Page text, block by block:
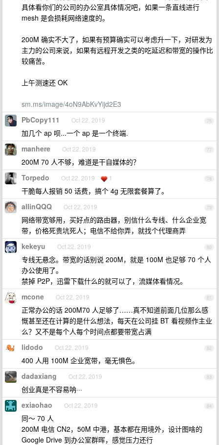
具体看你们的公司的办公室具体情况吧，如果一条直线进行
mesh 是会损耗网络速度的。
200M 确实不大了，如果有预算确实可以考虑升一下，对研发为
主力的公司来说，如果有远程开发之类的吃延迟和带宽的操作比
较痛苦。
上午测速还 OK
sm.ms/image/4oN9AbKvYijd2E3
76
PbCopy111 Oct 22, 2019
加几个 ap 呗...一个 ap 是一个终端.
77
manhere Oct 22, 2019
200M 70 人不够，难道是干自媒体的？
78
Torpedo Oct 22, 2019 1
干脆每人报销 50 话费，搞个 4g 无限套餐算了。
79
allinQQQ Oct 22, 2019
网络带宽够用，买好点的路由器，别信什么专线、什么企业宽
带，价格死贵坑死人；电信不给你弄，就找个代理商弄
80
kekeyu Oct 22, 2019
专线无悬念。带宽的话别说 200M，就是 100M 也足够 70 个人
办公使用了。
禁掉 P2P，迅雷下载什么的就可以了，流媒体看情况。
81
mcone Oct 22, 2019
正常办公的话 200M70 人足够了……真不知道前面几位那么感
慨甚至还在计算的是什么想法，每天在公司挂 BT 看视频作主业
么？又不是每个人每个时间点都要带宽占满
82
lidodo Oct 22, 2019
400 人用 100M 企业宽带，毫无惧色。
83
dadaxiang Oct 22, 2019
创业真是不容易呐···
84
exiaohao Oct 22, 2019
同～ 70 人
200M 电信 CN2，50M 中港，基本都在用境外，设计图啥的
Google Drive 到办公室群晖，感觉压力还行